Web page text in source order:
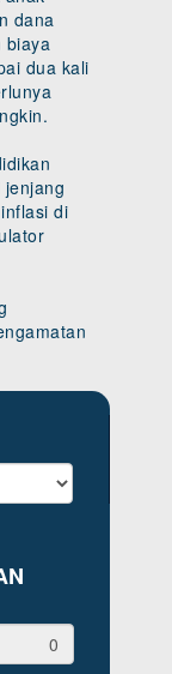
dana
biaya
dua kali
di